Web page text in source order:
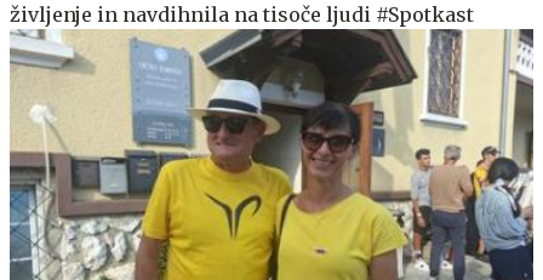
življenje in navdihnila na tisoče ljudi #Spotkast